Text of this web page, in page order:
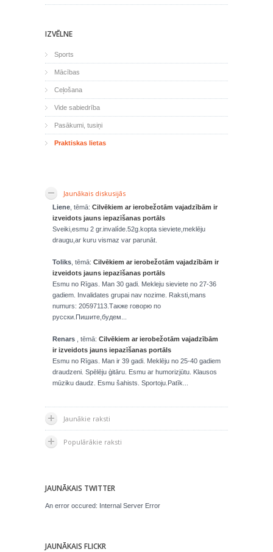
IZVĒLNE
Sports
Mācības
Ceļošana
Vide sabiedrība
Pasākumi, tusiņi
Praktiskas lietas
Jaunākais diskusijās
Liene , tēmā: Cilvēkiem ar ierobežotām vajadzībām ir
izveidots jauns iepazīšanas portāls
Sveiki,esmu 2 gr.invalíde.52g.kopta sieviete,meklēju
draugu,ar kuru vismaz var parunāt.
Toliks , tēmā: Cilvēkiem ar ierobežotām vajadzībām ir
izveidots jauns iepazīšanas portāls
Esmu no Rīgas. Man 30 gadi. Mekleju sieviete no 27-36
gadiem. Invalidates grupai nav nozime. Raksti,mans
numurs: 20597113.Также говорю по
русски.Пишите,будем...
Renars , tēmā: Cilvēkiem ar ierobežotām vajadzībām
ir izveidots jauns iepazīšanas portāls
Esmu no Rīgas. Man ir 39 gadi. Meklēju no 25-40 gadiem
draudzeni. Spēlēju ģitāru. Esmu ar humorizjūtu. Klausos
mūziku daudz. Esmu šahists. Sportoju.Patīk...
Jaunākie raksti
Populārākie raksti
JAUNĀKAIS TWITTER
An error occured: Internal Server Error
JAUNĀKAIS FLICKR